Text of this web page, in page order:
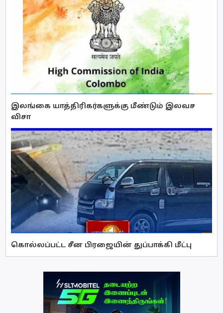
இலங்கை யாத்திரிகர்களுக்கு மீண்டும் இலவச
விசா
கொல்லப்பட்ட சீன பிரஜையின் துப்பாக்கி மீட்பு